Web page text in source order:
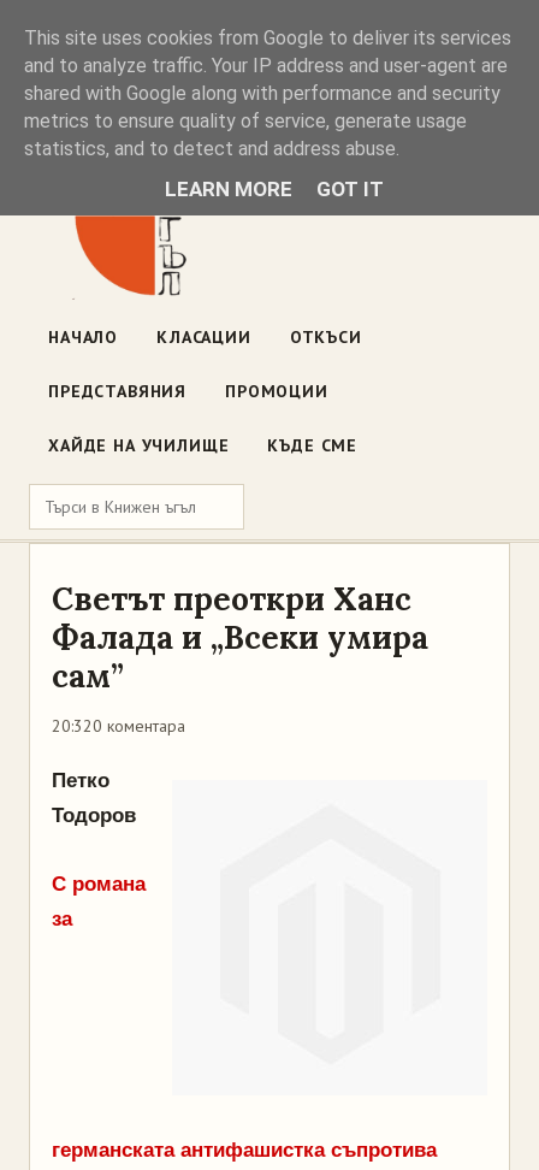
Книжен ъгъл
Блог на книжарницата — класации, откъси, нови книги
ул. „Оборище" 117, София· пон–пет 10:00–19:00 ·
НАЧАЛО КЛАСАЦИИ ОТКЪСИ
ПРЕДСТАВЯНИЯ ПРОМОЦИИ
ХАЙДЕ НА УЧИЛИЩЕ КЪДЕ СМЕ
Светът преоткри Ханс
Фалада и „Всеки умира
сам”
20:320 коментара
Петко
Тодоров
С романа
за
германската антифашистка съпротива
This site uses cookies from Google to deliver its services
and to analyze traffic. Your IP address and user-agent are
shared with Google along with performance and security
metrics to ensure quality of service, generate usage
statistics, and to detect and address abuse.
LEARN MORE GOT IT